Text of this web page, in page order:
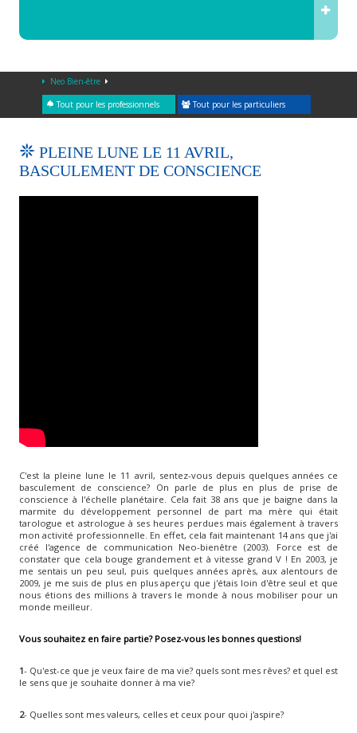
Neo Bien-être
Tout pour les professionnels Tout pour les particuliers
PLEINE LUNE LE 11 AVRIL,
BASCULEMENT DE CONSCIENCE
C'est la pleine lune le 11 avril, sentez-vous depuis quelques années ce
basculement de conscience? On parle de plus en plus de prise de
conscience à l'échelle planétaire. Cela fait 38 ans que je baigne dans la
marmite du développement personnel de part ma mère qui était
tarologue et astrologue à ses heures perdues mais également à travers
mon activité professionnelle. En effet, cela fait maintenant 14 ans que j'ai
créé l'agence de communication Neo-bienêtre (2003). Force est de
constater que cela bouge grandement et à vitesse grand V ! En 2003, je
me sentais un peu seul, puis quelques années après, aux alentours de
2009, je me suis de plus en plus aperçu que j'étais loin d'être seul et que
nous étions des millions à travers le monde à nous mobiliser pour un
monde meilleur.
Vous souhaitez en faire partie? Posez-vous les bonnes questions!
1- Qu'est-ce que je veux faire de ma vie? quels sont mes rêves? et quel est
le sens que je souhaite donner à ma vie?
2- Quelles sont mes valeurs, celles et ceux pour quoi j'aspire?